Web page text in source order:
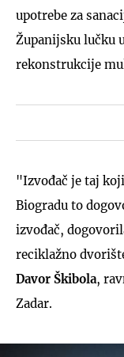
upotrebe za
Županijsku lučku
rekonstrukcije
"Izvođač je taj
Biogradu to
izvođač,
reciklažno
Davor Škibola,
Zadar.